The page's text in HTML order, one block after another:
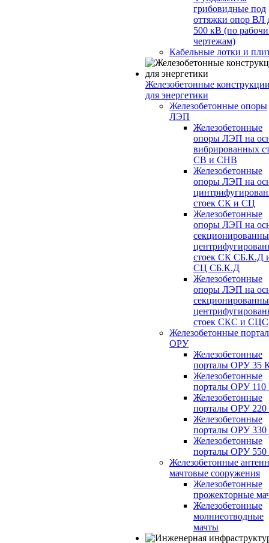
грибовидные под
оттяжки опор ВЛ
500 кВ (по
чертежам)
Кабельные лотки и
Железобетонные
для энергетики
Железобетонные опоры
ЛЭП
Железобетонные
опоры ЛЭП на
вибрированных
СВ и СНВ
Железобетонные
опоры ЛЭП на
стоек СК и СЦ
Железобетонные
опоры ЛЭП на
стоек СК СБ.К.Д
СЦ СБ.К.Д
Железобетонные
опоры ЛЭП на
стоек СКС и СЦС
Железобетонные
ОРУ
Железобетонные
порталы ОРУ 35
Железобетонные
порталы ОРУ
Железобетонные
порталы ОРУ
Железобетонные
порталы ОРУ
Железобетонные
порталы ОРУ
Железобетонные
мачтовые сооружения
Железобетонные
прожекторные
Железобетонные
молниеотводные
мачты